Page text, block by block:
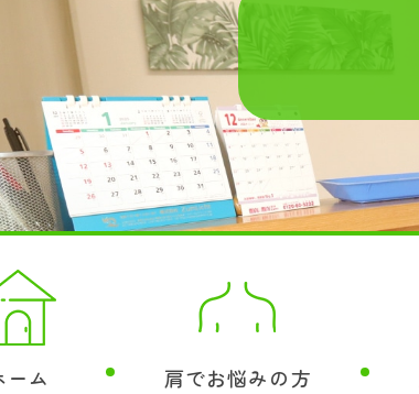
ーム 肩でお悩みの方